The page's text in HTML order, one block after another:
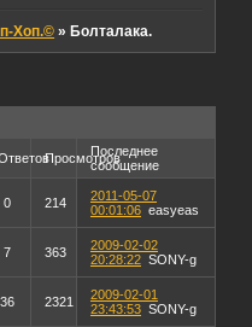
Хоп.© » Болталака.
ПросмотровПоследнее
сообщение
0 214
2011-05-07
00:01:06 easyeas
7 363
2009-02-02
20:28:22 SONY-g
36 2321
2009-02-01
23:43:53 SONY-g